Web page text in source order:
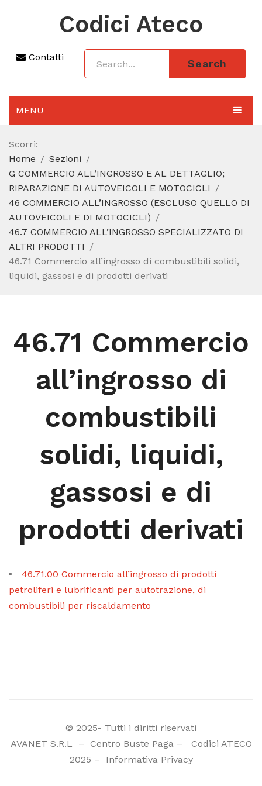
Codici Ateco
Contatti
Search
MENU
AGGIORNAMENTO 2025
SEZIONI
CODICE ATECO A COSA SERVE
CODICE FISCALE
Scorri:
Home
Sezioni
G COMMERCIO ALL’INGROSSO E AL DETTAGLIO;
RIPARAZIONE DI AUTOVEICOLI E MOTOCICLI
46 COMMERCIO ALL’INGROSSO (ESCLUSO QUELLO DI
AUTOVEICOLI E DI MOTOCICLI)
46.7 COMMERCIO ALL’INGROSSO SPECIALIZZATO DI
ALTRI PRODOTTI
46.71 Commercio all’ingrosso di combustibili solidi,
liquidi, gassosi e di prodotti derivati
46.71 Commercio
all’ingrosso di
combustibili
solidi, liquidi,
gassosi e di
prodotti derivati
46.71.00 Commercio all’ingrosso di prodotti
petroliferi e lubrificanti per autotrazione, di
combustibili per riscaldamento
© 2025- Tutti i diritti riservati
AVANET S.R.L
– Centro Buste Paga– Codici ATECO
2025 – Informativa Privacy